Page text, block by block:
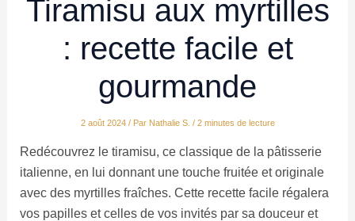
Tiramisu aux myrtilles
: recette facile et
gourmande
2 août 2024 / Par Nathalie S. / 2 minutes de lecture
Redécouvrez le tiramisu, ce classique de la pâtisserie
italienne, en lui donnant une touche fruitée et originale
avec des myrtilles fraîches. Cette recette facile régalera
vos papilles et celles de vos invités par sa douceur et